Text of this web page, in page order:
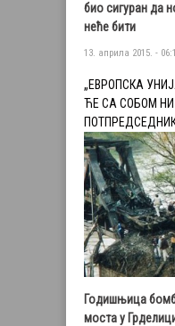
био сигуран да
неће бити
13. априла 2015. -
„ЕВРОПСКА
ЋЕ СА СОБОМ
ПОТПРЕДСЕДНИК
Годишњица
моста у